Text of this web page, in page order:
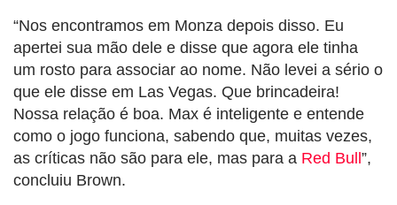
“Nos encontramos em Monza depois disso. Eu
apertei sua mão dele e disse que agora ele tinha
um rosto para associar ao nome. Não levei a sério o
que ele disse em Las Vegas. Que brincadeira!
Nossa relação é boa. Max é inteligente e entende
como o jogo funciona, sabendo que, muitas vezes,
as críticas não são para ele, mas para a Red Bull ”,
concluiu Brown.